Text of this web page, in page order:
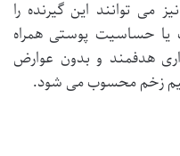
می توانند این گیرنده را
یا حساسیت پوستی همراه
هدفمند و بدون عوارض
زخم محسوب می شود.